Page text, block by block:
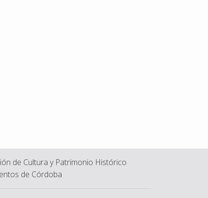
de Cultura y Patrimonio Histórico
de Córdoba